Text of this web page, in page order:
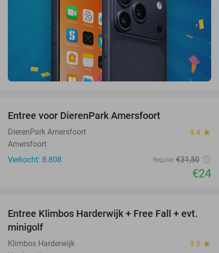
Entree voor DierenPark Amersfoort
DierenPark Amersfoort 9.4 star
Amersfoort
Verkocht: 8.808
Regulier €31,50
€24
30%
Entree Klimbos Harderwijk + Free Fall + evt.
minigolf
Klimbos Harderwijk 9.8 star